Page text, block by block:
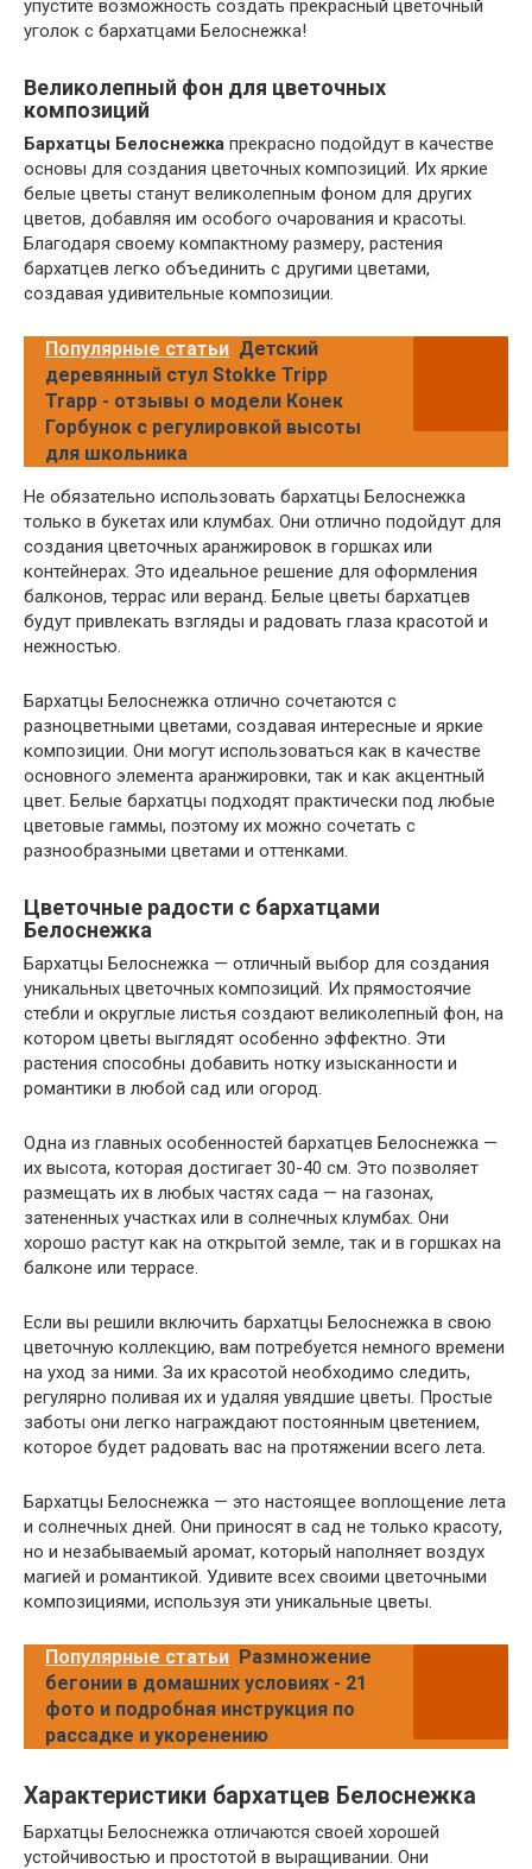
упустите возможность создать прекрасный цветочный
уголок с бархатцами Белоснежка!
Великолепный фон для цветочных
композиций
Бархатцы Белоснежка прекрасно подойдут в качестве
основы для создания цветочных композиций. Их яркие
белые цветы станут великолепным фоном для других
цветов, добавляя им особого очарования и красоты.
Благодаря своему компактному размеру, растения
бархатцев легко объединить с другими цветами,
создавая удивительные композиции.
Популярные статьи Детский
деревянный стул Stokke Tripp
Trapp - отзывы о модели Конек
Горбунок с регулировкой высоты
для школьника
Не обязательно использовать бархатцы Белоснежка
только в букетах или клумбах. Они отлично подойдут для
создания цветочных аранжировок в горшках или
контейнерах. Это идеальное решение для оформления
балконов, террас или веранд. Белые цветы бархатцев
будут привлекать взгляды и радовать глаза красотой и
нежностью.
Бархатцы Белоснежка отлично сочетаются с
разноцветными цветами, создавая интересные и яркие
композиции. Они могут использоваться как в качестве
основного элемента аранжировки, так и как акцентный
цвет. Белые бархатцы подходят практически под любые
цветовые гаммы, поэтому их можно сочетать с
разнообразными цветами и оттенками.
Цветочные радости с бархатцами
Белоснежка
Бархатцы Белоснежка — отличный выбор для создания
уникальных цветочных композиций. Их прямостоячие
стебли и округлые листья создают великолепный фон, на
котором цветы выглядят особенно эффектно. Эти
растения способны добавить нотку изысканности и
романтики в любой сад или огород.
Одна из главных особенностей бархатцев Белоснежка —
их высота, которая достигает 30-40 см. Это позволяет
размещать их в любых частях сада — на газонах,
затененных участках или в солнечных клумбах. Они
хорошо растут как на открытой земле, так и в горшках на
балконе или террасе.
Если вы решили включить бархатцы Белоснежка в свою
цветочную коллекцию, вам потребуется немного времени
на уход за ними. За их красотой необходимо следить,
регулярно поливая их и удаляя увядшие цветы. Простые
заботы они легко награждают постоянным цветением,
которое будет радовать вас на протяжении всего лета.
Бархатцы Белоснежка — это настоящее воплощение лета
и солнечных дней. Они приносят в сад не только красоту,
но и незабываемый аромат, который наполняет воздух
магией и романтикой. Удивите всех своими цветочными
композициями, используя эти уникальные цветы.
Популярные статьи Размножение
бегонии в домашних условиях - 21
фото и подробная инструкция по
рассадке и укоренению
Характеристики бархатцев Белоснежка
Бархатцы Белоснежка отличаются своей хорошей
устойчивостью и простотой в выращивании. Они